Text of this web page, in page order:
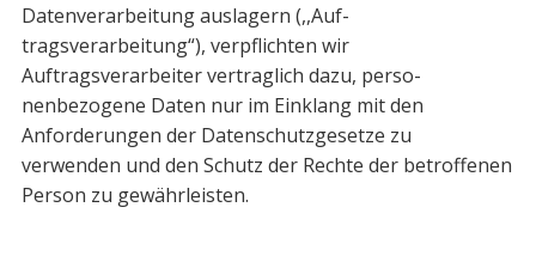
Datenverarbeitung auslagern (,,Auf­
tragsverarbeitung“), verpflichten wir
Auftragsverarbeiter vertraglich dazu, perso­
nenbezogene Daten nur im Einklang mit den
Anforderungen der Datenschutzgesetze zu
verwenden und den Schutz der Rechte der betroffenen
Person zu gewährleis­ten.